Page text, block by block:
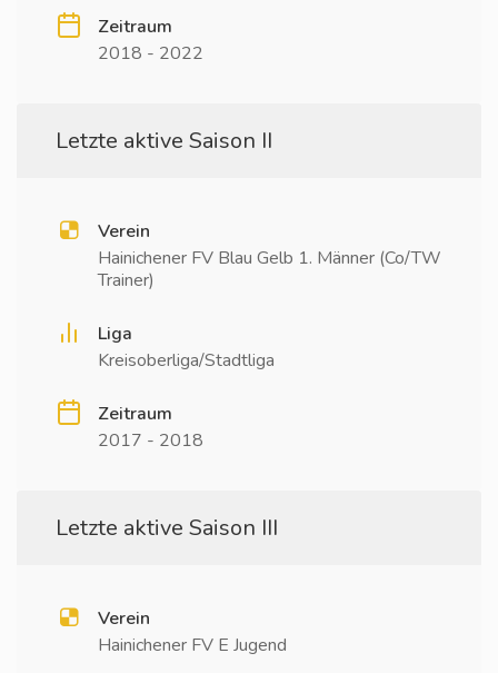
Zeitraum
2018 - 2022
Letzte aktive Saison II
Verein
Hainichener FV Blau Gelb 1. Männer (Co/TW
Trainer)
Liga
Kreisoberliga/Stadtliga
Zeitraum
2017 - 2018
Letzte aktive Saison III
Verein
Hainichener FV E Jugend